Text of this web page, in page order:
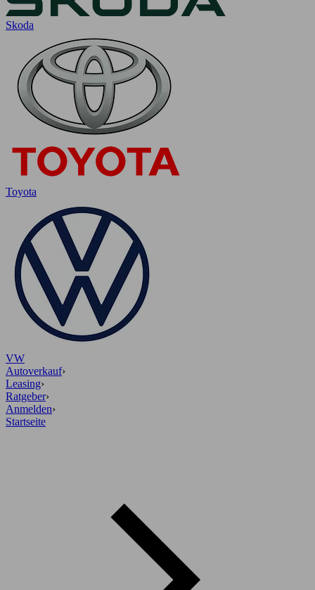
Skoda
Toyota
VW
Autoverkauf›
Leasing›
Ratgeber›
Anmelden›
Startseite